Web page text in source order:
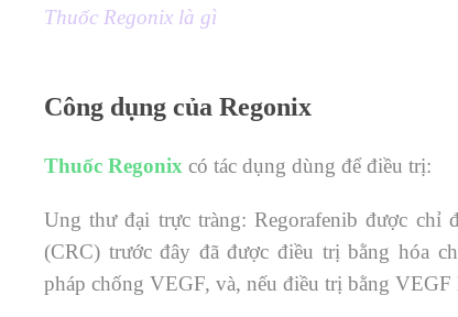
Thuốc Regonix là gì
Công dụng của Regonix
Thuốc Regonix có tác dụng dùng để điều trị:
Ung thư đại trực tràng: Regorafenib được chỉ
(CRC) trước đây đã được điều trị bằng hóa
pháp chống VEGF, và, nếu điều trị bằng